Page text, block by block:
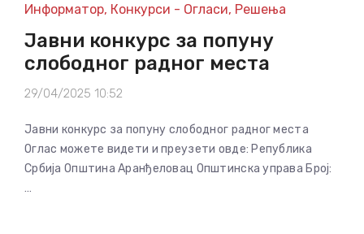
Информатор, Конкурси - Огласи, Решења
Јавни конкурс за попуну
слободног радног места
29/04/2025 10:52
Јавни конкурс за попуну слободног радног места
Оглас можете видети и преузети овде: Република
Србија Општина Аранђеловац Општинска управа Број:
…